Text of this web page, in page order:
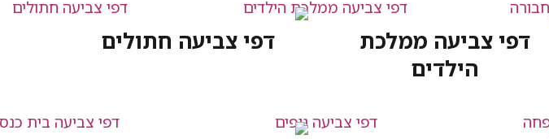
דפי צביעה ממלכת
הילדים
דפי צביעה חתולים